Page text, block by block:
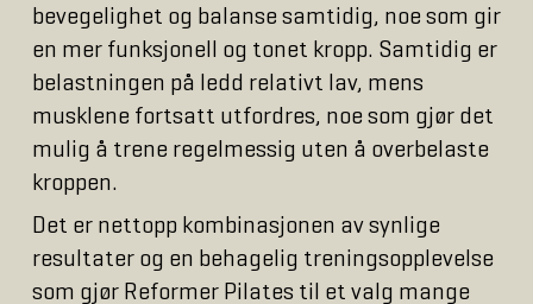
bevegelighet og balanse samtidig, noe som gir
en mer funksjonell og tonet kropp. Samtidig er
belastningen på ledd relativt lav, mens
musklene fortsatt utfordres, noe som gjør det
mulig å trene regelmessig uten å overbelaste
kroppen.
Det er nettopp kombinasjonen av synlige
resultater og en behagelig treningsopplevelse
som gjør Reformer Pilates til et valg mange